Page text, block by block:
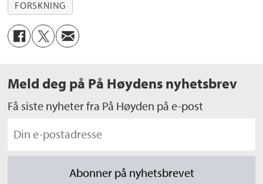
FORSKNING
Meld deg på På Høydens nyhetsbrev
Få siste nyheter fra På Høyden på e-post